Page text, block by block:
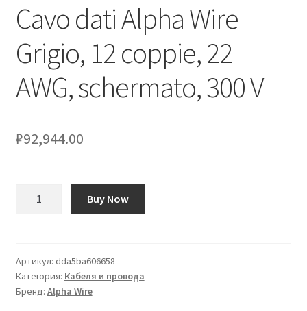
Cavo dati Alpha Wire
Grigio, 12 coppie, 22
AWG, schermato, 300 V
₽92,944.00
Alpha
Wire
Grigio,
Buy Now
Артикул: dda5ba606658
Категория: Кабеля и провода
Бренд: Alpha Wire